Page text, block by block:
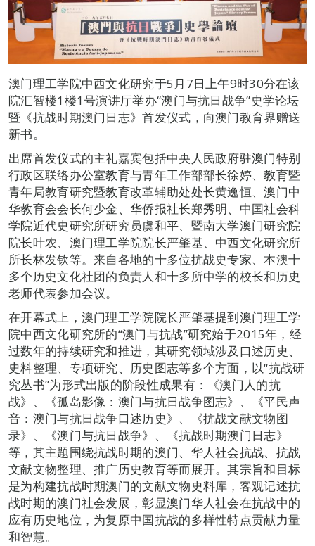
澳门理工学院中西文化研究于5月7日上午9时30分在该
院汇智楼1楼1号演讲厅举办“澳门与抗日战争”史学论坛
暨《抗战时期澳门日志》首发仪式，向澳门教育界赠送
新书。
出席首发仪式的主礼嘉宾包括中央人民政府驻澳门特别
行政区联络办公室教育与青年工作部部长徐婷、教育暨
青年局教育研究暨教育改革辅助处处长黄逸恒、澳门中
华教育会会长何少金、华侨报社长郑秀明、中国社会科
学院近代史研究所研究员虞和平、暨南大学澳门研究院
院长叶农、澳门理工学院院长严肇基、中西文化研究所
所长林发钦等。来自各地的十多位抗战史专家、本澳十
多个历史文化社团的负责人和十多所中学的校长和历史
老师代表参加会议。
在开幕式上，澳门理工学院院长严肇基提到澳门理工学
院中西文化研究所的“澳门与抗战”研究始于2015年，经
过数年的持续研究和推进，其研究领域涉及口述历史、
史料整理、专项研究、历史图志等多个方面，以“抗战研
究丛书”为形式出版的阶段性成果有：《澳门人的抗
战》、《孤岛影像：澳门与抗日战争图志》、《平民声
音：澳门与抗日战争口述历史》、《抗战文献文物图
录》、《澳门与抗日战争》、《抗战时期澳门日志》
等，其主题围绕抗战时期的澳门、华人社会抗战、抗战
文献文物整理、推广历史教育等而展开。其宗旨和目标
是为构建抗战时期澳门的文献文物史料库，客观记述抗
战时期的澳门社会发展，彰显澳门华人社会在抗战中的
应有历史地位，为复原中国抗战的多样性特点贡献力量
和智慧。